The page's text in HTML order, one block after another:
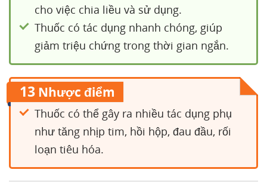
cho việc chia liều và sử dụng.
Thuốc có tác dụng nhanh chóng, giúp
giảm triệu chứng trong thời gian ngắn.
13 Nhược điểm
Thuốc có thể gây ra nhiều tác dụng phụ
như tăng nhịp tim, hồi hộp, đau đầu, rối
loạn tiêu hóa.